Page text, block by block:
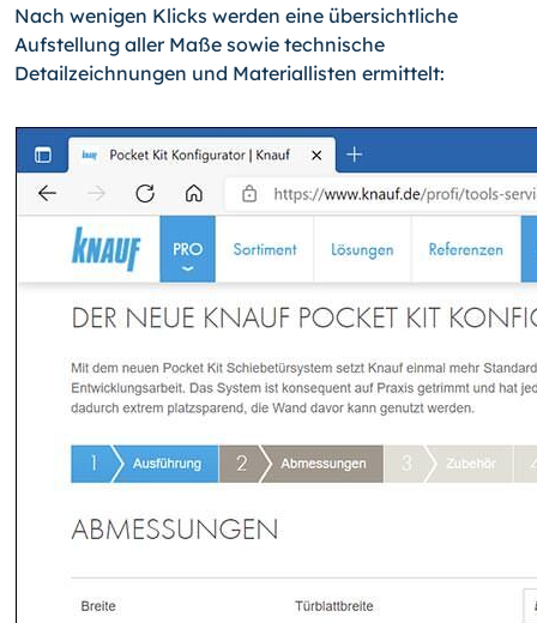
Nach wenigen Klicks werden eine übersichtliche
Aufstellung aller Maße sowie technische
Detailzeichnungen und Materiallisten ermittelt: